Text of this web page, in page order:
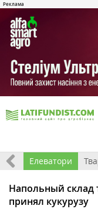
Елеватори
Напольный склад
принял кукурузу